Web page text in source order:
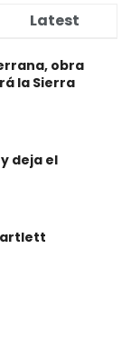
Latest
obra
la Sierra
deja el